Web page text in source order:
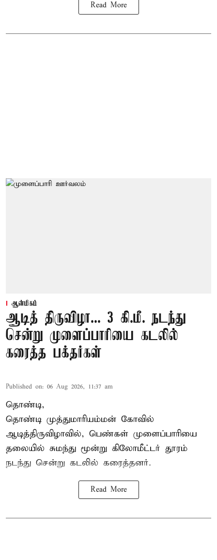
Read More
ஆன்மிகம்
ஆடித் திருவிழா... 3 கி.மீ. நடந்து
சென்று முளைப்பாரியை கடலில்
கரைத்த பக்தர்கள்
Published on: 06 Aug 2026, 11:37 am
தொண்டி,
தொண்டி முத்துமாரியம்மன் கோவில்
ஆடித்திருவிழாவில், பெண்கள் முளைப்பாரியை
தலையில் சுமந்து மூன்று கிலோமீட்டர் தூரம்
நடந்து சென்று கடலில் கரைத்தனர்.
Read More